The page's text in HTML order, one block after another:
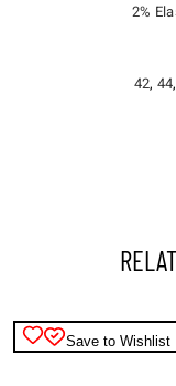
2%
42, 44,
Save to Wishlist